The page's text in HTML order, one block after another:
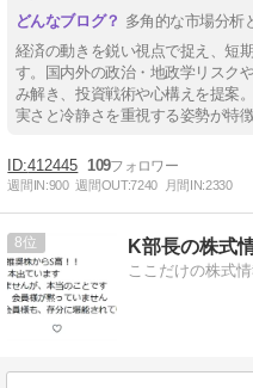
多角的な市場分析
経済の動きを鋭い視点で捉え、短
す。国内外の政治・地政学リスク
み解き、投資戦術や心構えを提案
実さと冷静さを重視する姿勢が特徴
412445 109
週間IN:900 週間OUT:7240 月間IN:2330
8 K部長の株式
ここだけの株式